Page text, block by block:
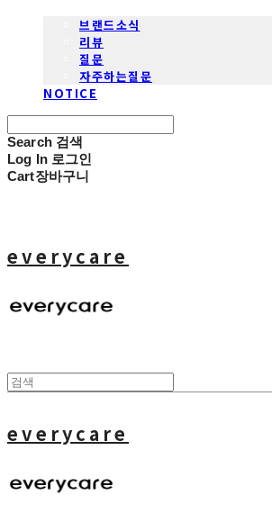
브랜드소식
리뷰
질문
자주하는질문
NOTICE
Search 검색
Log In 로그인
Cart장바구니
everycare
everycare